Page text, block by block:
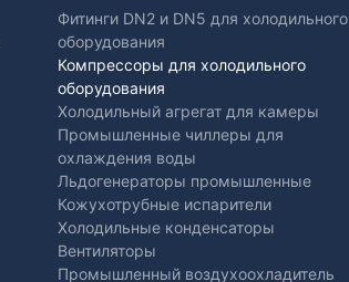
Фитинги DN2 и DN5 для холодильного
оборудования
Компрессоры для холодильного
оборудования
Холодильный агрегат для камеры
Промышленные чиллеры для
охлаждения воды
Льдогенераторы промышленные
Кожухотрубные испарители
Холодильные конденсаторы
Вентиляторы
Промышленный воздухоохладитель